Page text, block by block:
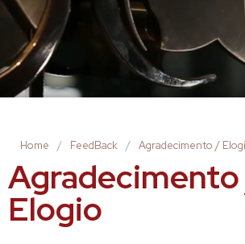
Home / FeedBack / Agradecimento /
Elogio